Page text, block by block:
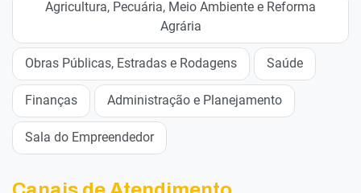
Agricultura, Pecuária, Meio Ambiente e Reforma
Agrária
Obras Públicas, Estradas e Rodagens Saúde
Finanças Administração e Planejamento
Sala do Empreendedor